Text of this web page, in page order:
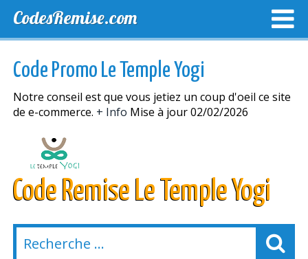
CodesRemise.com
NOUVELLES MAGASINS
Code Promo Le Temple Yogi
Notre conseil est que vous jetiez un coup d'oeil ce site
de e-commerce. + Info Mise à jour 02/02/2026
Code Remise Le Temple Yogi